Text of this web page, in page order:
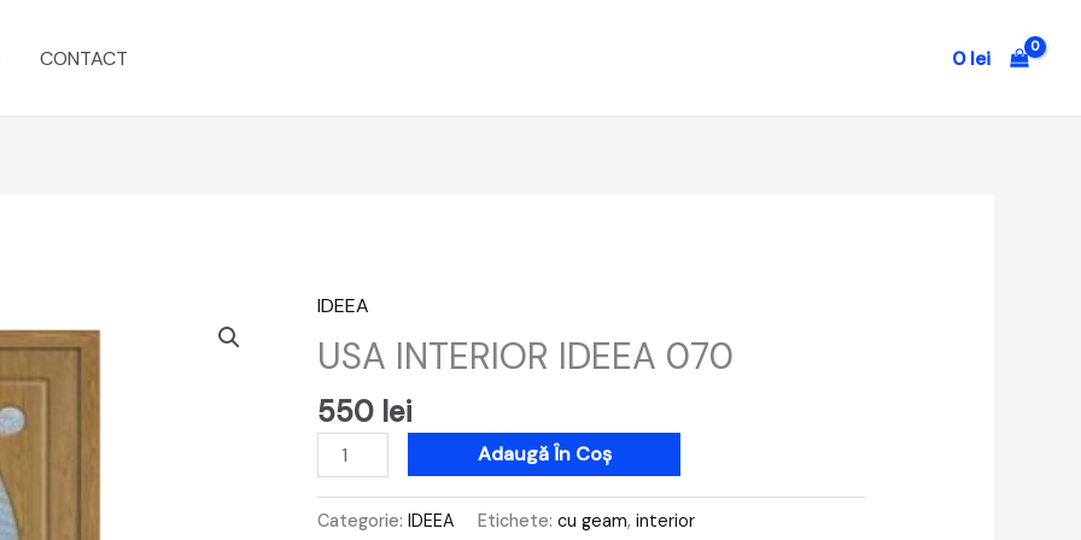
CONTACT 0lei
IDEEA
USA INTERIOR IDEEA 070
550 lei
Cantitate
USA
INTERIOR
IDEEA
070
Adaugă În Coș
Categorie:IDEEA Etichete:cu geam,interior